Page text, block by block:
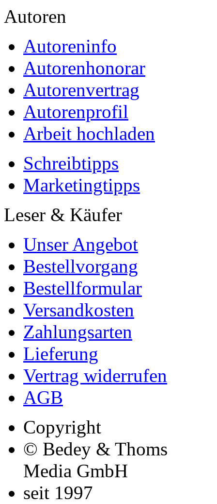
Autoren
Autoreninfo
Autorenhonorar
Autorenvertrag
Autorenprofil
Arbeit hochladen
Schreibtipps
Marketingtipps
Leser & Käufer
Unser Angebot
Bestellvorgang
Bestellformular
Versandkosten
Zahlungsarten
Lieferung
Vertrag widerrufen
AGB
Copyright
© Bedey & Thoms
Media GmbH
seit 1997